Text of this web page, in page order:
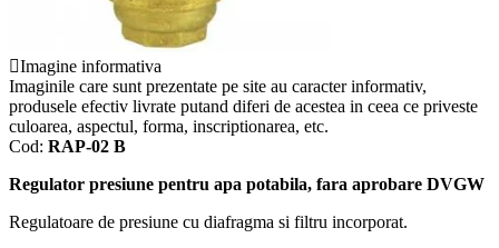
Imagine informativa
Imaginile care sunt prezentate pe site au caracter informativ,
produsele efectiv livrate putand diferi de acestea in ceea ce priveste
culoarea, aspectul, forma, inscriptionarea, etc.
Cod: RAP-02 B
Regulator presiune pentru apa potabila, fara aprobare DVGW
Regulatoare de presiune cu diafragma si filtru incorporat.